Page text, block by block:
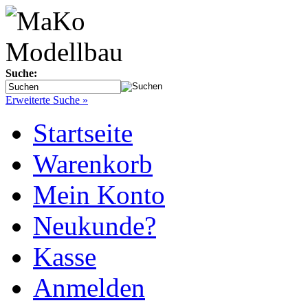
Suche:
Erweiterte Suche »
Startseite
Warenkorb
Mein Konto
Neukunde?
Kasse
Anmelden